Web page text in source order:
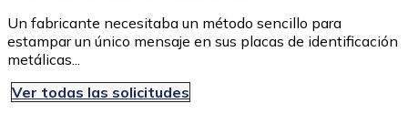
Un fabricante necesitaba un método sencillo para
estampar un único mensaje en sus placas de identificación
metálicas...
Ver todas las solicitudes